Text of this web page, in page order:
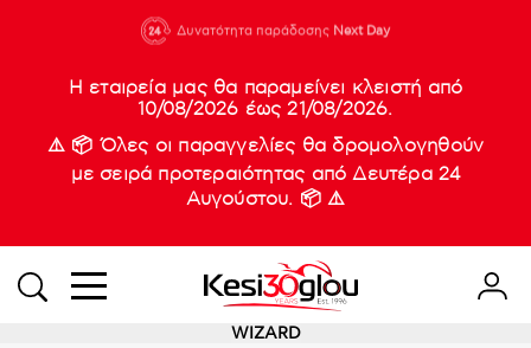
210 88 21
933
Δυνατότητα παράδοσης Next Day
Νέες
Η εταιρεία μας θα παραμείνει κλειστή από
10/08/2026 έως 21/08/2026.
⚠️ 📦 Όλες οι παραγγελίες θα δρομολογηθούν
με σειρά προτεραιότητας από Δευτέρα 24
Αυγούστου. 📦 ⚠️
WIZARD